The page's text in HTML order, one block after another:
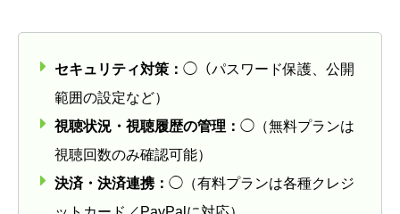
セキュリティ対策： ◯（パスワード保護、公開
範囲の設定など）
視聴状況・視聴履歴の管理： ◯（無料プランは
視聴回数のみ確認可能）
決済・決済連携： ◯（有料プランは各種クレジ